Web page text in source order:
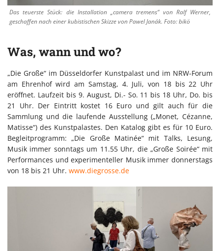
Das teuerste Stück: die Installation „camera tremens“ von Ralf Werner,
geschaffen nach einer kubistischen Skizze von Pawel Janák. Foto: bikö
Was, wann und wo?
„Die Große“ im Düsseldorfer Kunstpalast und im NRW-Forum
am Ehrenhof wird am Samstag, 4. Juli, von 18 bis 22 Uhr
eröffnet. Laufzeit bis 9. August, Di.- So. 11 bis 18 Uhr, Do. bis
21 Uhr. Der Eintritt kostet 16 Euro und gilt auch für die
Sammlung und die laufende Ausstellung („Monet, Cézanne,
Matisse“) des Kunstpalastes. Den Katalog gibt es für 10 Euro.
Begleitprogramm: „Die Große Matinée“ mit Talks, Lesung,
Musik immer sonntags um 11.55 Uhr, die „Große Soirée“ mit
Performances und experimenteller Musik immer donnerstags
von 18 bis 21 Uhr. www.diegrosse.de